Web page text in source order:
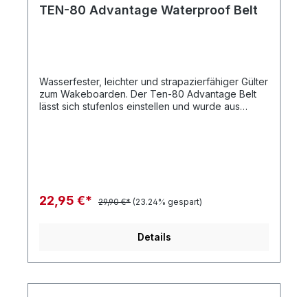
TEN-80 Advantage Waterproof Belt
Wasserfester, leichter und strapazierfähiger Gülter
zum Wakeboarden. Der Ten-80 Advantage Belt
lässt sich stufenlos einstellen und wurde aus
22,95 €* 29,90 €* (23.24% gespart)
Details